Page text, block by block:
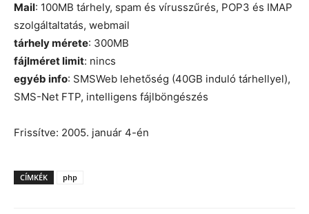
Mail: 100MB tárhely, spam és vírusszűrés, POP3 és IMAP
szolgáltaltatás, webmail
tárhely mérete: 300MB
fájlméret limit: nincs
egyéb info: SMSWeb lehetőség (40GB induló tárhellyel),
SMS-Net FTP, intelligens fájlböngészés
Frissítve: 2005. január 4-én
CÍMKÉK php